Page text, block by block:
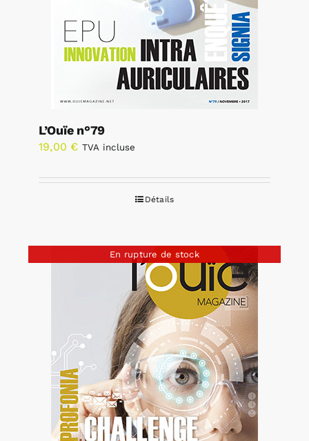
L’Ouïe n°79
19,00 € TVA incluse
Détails
En rupture de stock